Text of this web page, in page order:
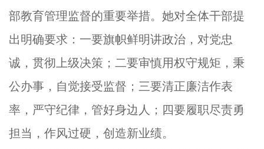
部教育管理监督的重要举措。她对全体干部提
出明确要求：一要旗帜鲜明讲政治，对党忠
诚，贯彻上级决策；二要审慎用权守规矩，秉
公办事，自觉接受监督；三要清正廉洁作表
率，严守纪律，管好身边人；四要履职尽责勇
担当，作风过硬，创造新业绩。